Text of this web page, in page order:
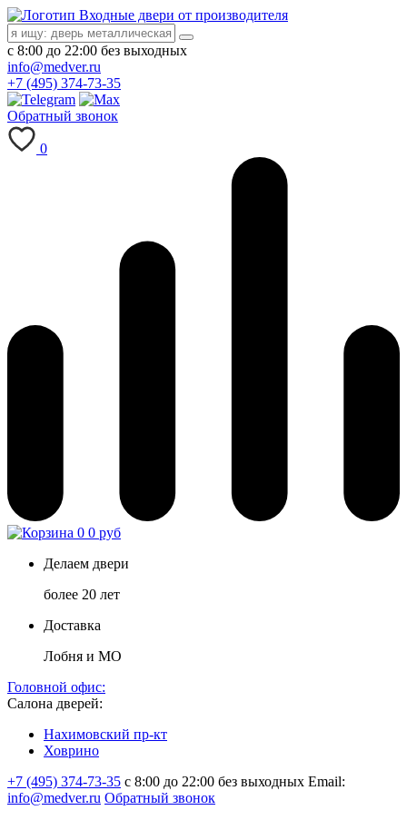
Входные двери от производителя
с 8:00 до 22:00 без выходных
info@medver.ru
+7 (495) 374-73-35
Обратный звонок
0
0 0 руб
Делаем двери
более 20 лет
Доставка
Лобня и МО
Головной офис:
Салона дверей:
Нахимовский пр-кт
Ховрино
+7 (495) 374-73-35 с 8:00 до 22:00 без выходных Email:
info@medver.ru Обратный звонок